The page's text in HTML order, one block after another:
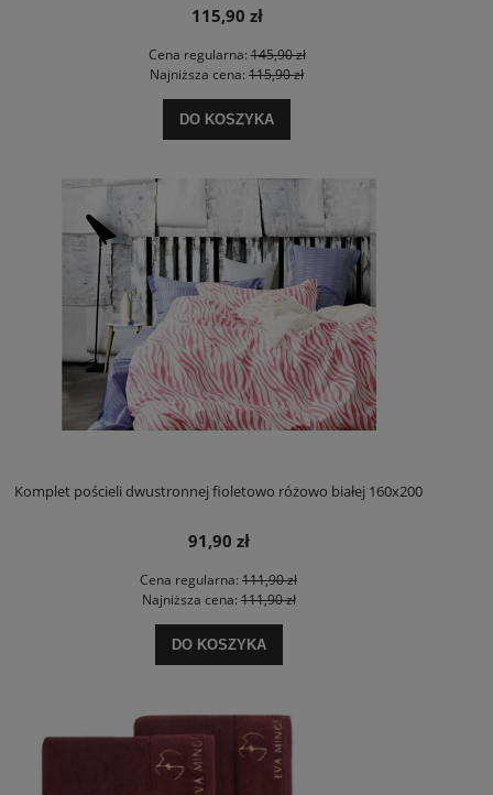
115,90 zł
Cena regularna:145,90 zł
Najniższa cena: 115,90 zł
DO KOSZYKA
Komplet pościeli dwustronnej fioletowo różowo białej 160x200
91,90 zł
Cena regularna: 111,90 zł
Najniższa cena:111,90 zł
DO KOSZYKA